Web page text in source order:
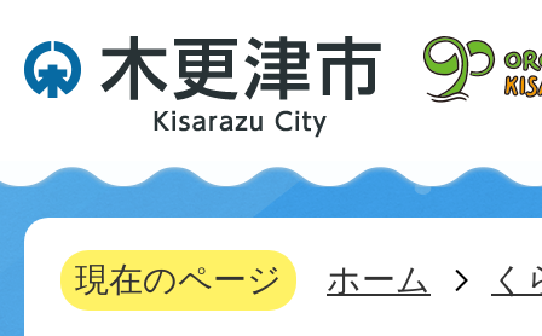
現在のページ ホーム く